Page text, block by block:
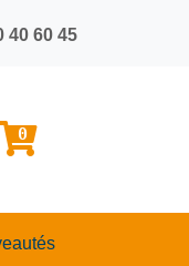
40 60 45
0